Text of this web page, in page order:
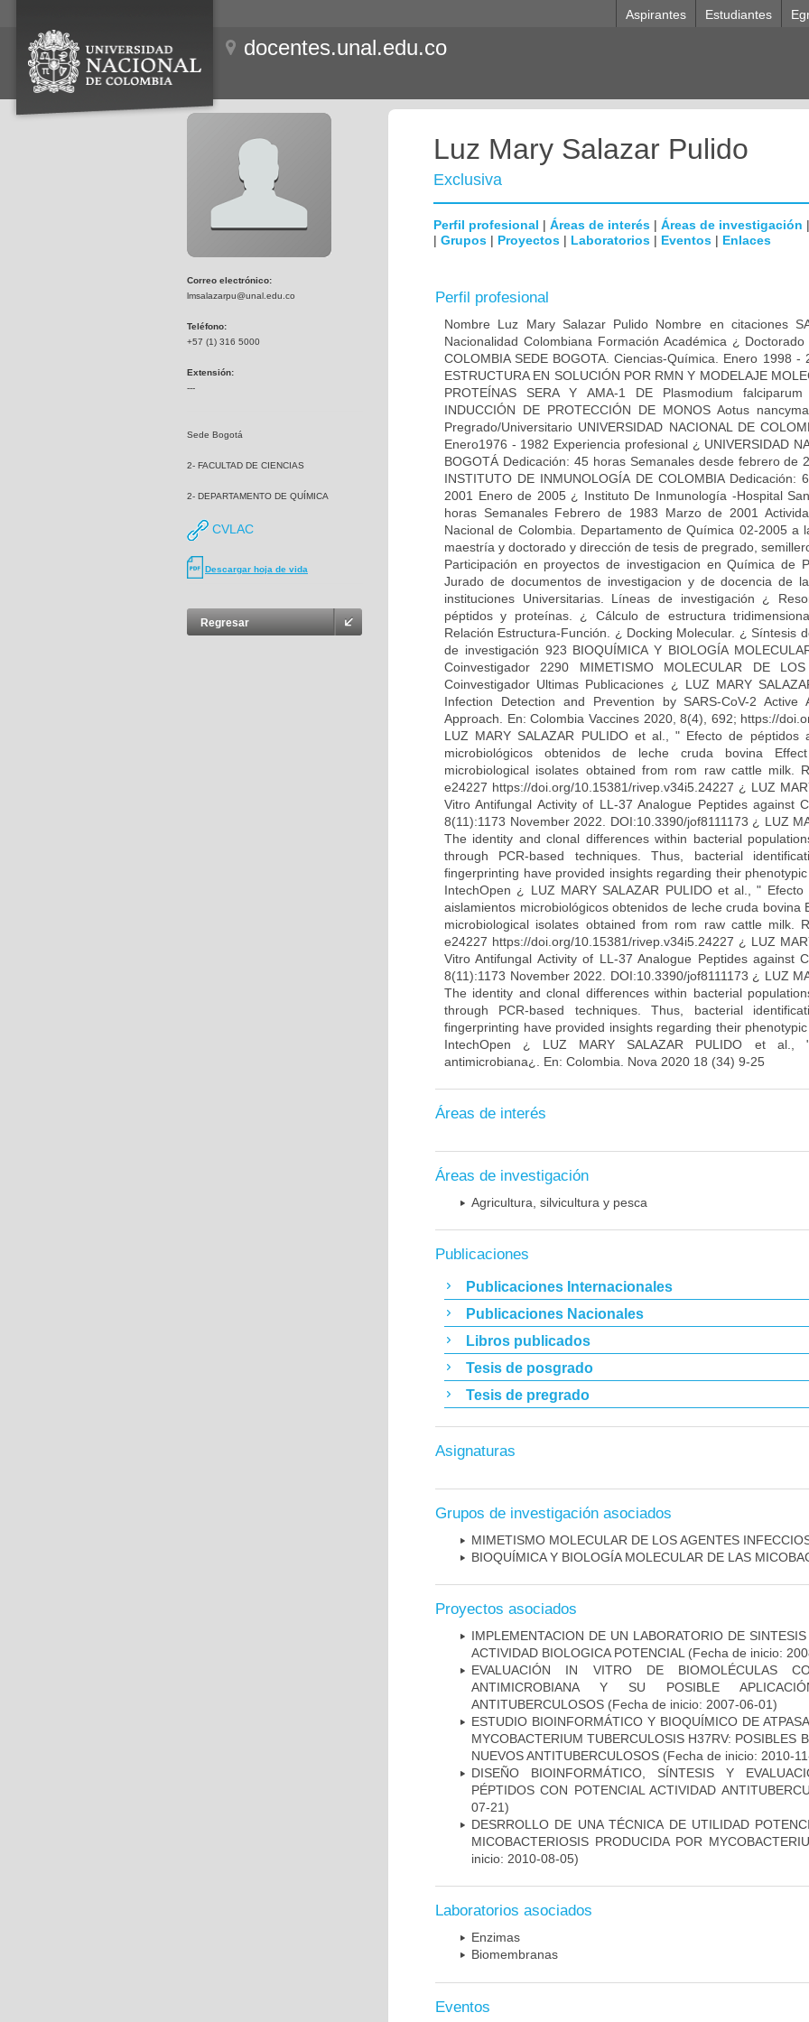
Aspirantes Estudiantes
docentes.unal.edu.co
Correo electrónico:
lmsalazarpu@unal.edu.co
Teléfono:
+57 (1) 316 5000
Extensión:
---
Sede Bogotá
2- FACULTAD DE CIENCIAS
2- DEPARTAMENTO DE QUÍMICA
CVLAC
Descargar hoja de vida
Regresar
Luz Mary Salazar Pulido
Exclusiva
Perfil profesional | Áreas de interés | Áreas de investigación |
| Grupos | Proyectos | Laboratorios | Eventos | Enlaces
Perfil profesional
Nombre Luz Mary Salazar Pulido Nombre en citaciones
Nacionalidad Colombiana Formación Académica ¿ Doctorado
COLOMBIA SEDE BOGOTA. Ciencias-Química. Enero 1998 -
ESTRUCTURA EN SOLUCIÓN POR RMN Y MODELAJE
PROTEÍNAS SERA Y AMA-1 DE Plasmodium
INDUCCIÓN DE PROTECCIÓN DE MONOS Aotus
Pregrado/Universitario UNIVERSIDAD NACIONAL DE
Enero1976 - 1982 Experiencia profesional ¿ UNIVERSIDAD
BOGOTÁ Dedicación: 45 horas Semanales desde febrero de
INSTITUTO DE INMUNOLOGÍA DE COLOMBIA Dedicación:
2001 Enero de 2005 ¿ Instituto De Inmunología -Hospital
horas Semanales Febrero de 1983 Marzo de 2001
Nacional de Colombia. Departamento de Química 02-2005 a
maestría y doctorado y dirección de tesis de pregrado,
Participación en proyectos de investigacion en Química de
Jurado de documentos de investigacion y de docencia de
instituciones Universitarias. Líneas de investigación ¿
péptidos y proteínas. ¿ Cálculo de estructura
Relación Estructura-Función. ¿ Docking Molecular. ¿ Síntesis
de investigación 923 BIOQUÍMICA Y BIOLOGÍA
Coinvestigador 2290 MIMETISMO MOLECULAR DE
Coinvestigador Ultimas Publicaciones ¿ LUZ MARY
Infection Detection and Prevention by SARS-CoV-2 Active
Approach. En: Colombia Vaccines 2020, 8(4), 692; https://
LUZ MARY SALAZAR PULIDO et al., " Efecto de péptidos
microbiológicos obtenidos de leche cruda bovina
microbiological isolates obtained from rom raw cattle milk.
e24227 https://doi.org/10.15381/rivep.v34i5.24227 ¿ LUZ
Vitro Antifungal Activity of LL-37 Analogue Peptides against
8(11):1173 November 2022. DOI:10.3390/jof8111173 ¿ LUZ
The identity and clonal differences within bacterial
through PCR-based techniques. Thus, bacterial
fingerprinting have provided insights regarding their
IntechOpen ¿ LUZ MARY SALAZAR PULIDO et al., "
aislamientos microbiológicos obtenidos de leche cruda bovina
microbiological isolates obtained from rom raw cattle milk.
e24227 https://doi.org/10.15381/rivep.v34i5.24227 ¿ LUZ
Vitro Antifungal Activity of LL-37 Analogue Peptides against
8(11):1173 November 2022. DOI:10.3390/jof8111173 ¿ LUZ
The identity and clonal differences within bacterial
through PCR-based techniques. Thus, bacterial
fingerprinting have provided insights regarding their
IntechOpen ¿ LUZ MARY SALAZAR PULIDO et al.,
antimicrobiana¿. En: Colombia. Nova 2020 18 (34) 9-25
Áreas de interés
Áreas de investigación
Agricultura, silvicultura y pesca
Publicaciones
Publicaciones Internacionales
Publicaciones Nacionales
Libros publicados
Tesis de posgrado
Tesis de pregrado
Asignaturas
Grupos de investigación asociados
MIMETISMO MOLECULAR DE LOS AGENTES
BIOQUÍMICA Y BIOLOGÍA MOLECULAR DE LAS
Proyectos asociados
IMPLEMENTACION DE UN LABORATORIO DE
ACTIVIDAD BIOLOGICA POTENCIAL (Fecha de inicio:
EVALUACIÓN IN VITRO DE BIOMOLÉCULAS
ANTIMICROBIANA Y SU POSIBLE
ANTITUBERCULOSOS (Fecha de inicio: 2007-06-01)
ESTUDIO BIOINFORMÁTICO Y BIOQUÍMICO DE
MYCOBACTERIUM TUBERCULOSIS H37RV: POSIBLES
NUEVOS ANTITUBERCULOSOS (Fecha de inicio: 2010-
DISEÑO BIOINFORMÁTICO, SÍNTESIS Y
PÉPTIDOS CON POTENCIAL ACTIVIDAD
07-21)
DESRROLLO DE UNA TÉCNICA DE UTILIDAD
MICOBACTERIOSIS PRODUCIDA POR
inicio: 2010-08-05)
Laboratorios asociados
Enzimas
Biomembranas
Eventos